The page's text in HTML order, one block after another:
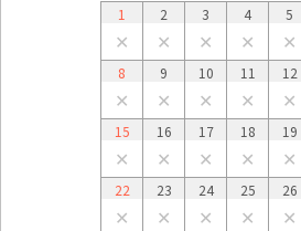
1
✕
2
✕
3
✕
4
✕
5
✕
8
✕
9
✕
10
✕
11
✕
12
✕
15
✕
16
✕
17
✕
18
✕
19
✕
22
✕
23
✕
24
✕
25
✕
26
✕